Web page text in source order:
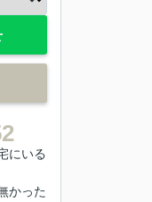
にいる
かった